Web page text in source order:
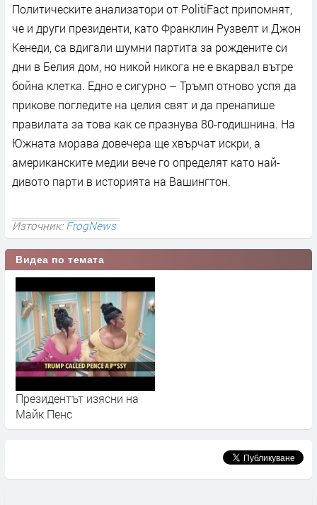
Политическите анализатори от PolitiFact припомнят,
че и други президенти, като Франклин Рузвелт и Джон
Кенеди, са вдигали шумни партита за рождените си
дни в Белия дом, но никой никога не е вкарвал вътре
бойна клетка. Едно е сигурно – Тръмп отново успя да
прикове погледите на целия свят и да пренапише
правилата за това как се празнува 80-годишнина. На
Южната морава довечера ще хвърчат искри, а
американските медии вече го определят като най-
дивото парти в историята на Вашингтон.
Източник:FrogNews
Видеа по темата
Президентът изясни на
Майк Пенс